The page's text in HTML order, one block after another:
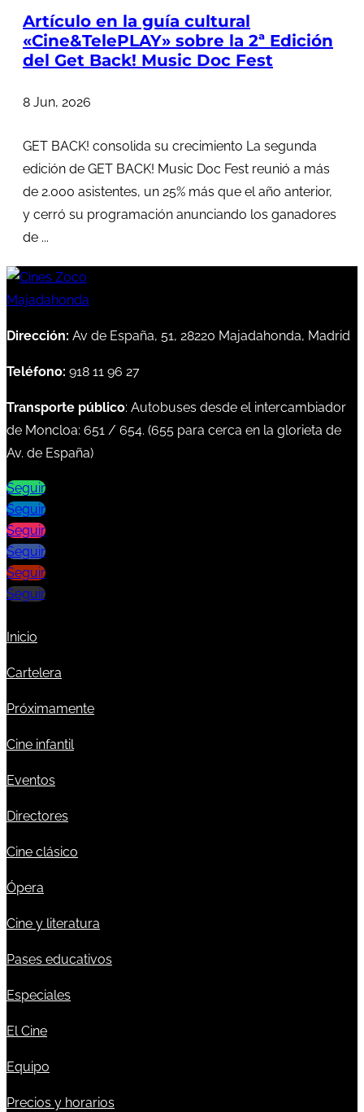
Artículo en la guía cultural
«Cine&TelePLAY» sobre la 2ª Edición
del Get Back! Music Doc Fest
8 Jun, 2026
GET BACK! consolida su crecimiento La segunda
edición de GET BACK! Music Doc Fest reunió a más
de 2.000 asistentes, un 25% más que el año anterior,
y cerró su programación anunciando los ganadores
de ...
Dirección: Av de España, 51, 28220 Majadahonda, Madrid
Teléfono: 918 11 96 27
Transporte público: Autobuses desde el intercambiador
de Moncloa: 651 / 654. (655 para cerca en la glorieta de
Av. de España)
Seguir
Seguir
Seguir
Seguir
Seguir
Seguir
Inicio
Cartelera
Próximamente
Cine infantil
Eventos
Directores
Cine clásico
Ópera
Cine y literatura
Pases educativos
Especiales
El Cine
Equipo
Precios y horarios